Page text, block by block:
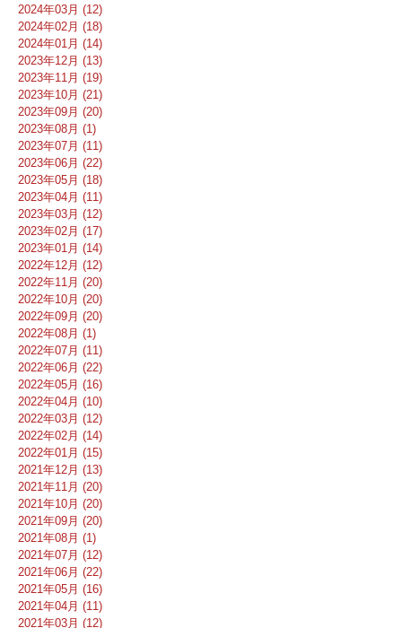
2024年03月 (12)
2024年02月 (18)
2024年01月 (14)
2023年12月 (13)
2023年11月 (19)
2023年10月 (21)
2023年09月 (20)
2023年08月 (1)
2023年07月 (11)
2023年06月 (22)
2023年05月 (18)
2023年04月 (11)
2023年03月 (12)
2023年02月 (17)
2023年01月 (14)
2022年12月 (12)
2022年11月 (20)
2022年10月 (20)
2022年09月 (20)
2022年08月 (1)
2022年07月 (11)
2022年06月 (22)
2022年05月 (16)
2022年04月 (10)
2022年03月 (12)
2022年02月 (14)
2022年01月 (15)
2021年12月 (13)
2021年11月 (20)
2021年10月 (20)
2021年09月 (20)
2021年08月 (1)
2021年07月 (12)
2021年06月 (22)
2021年05月 (16)
2021年04月 (11)
2021年03月 (12)